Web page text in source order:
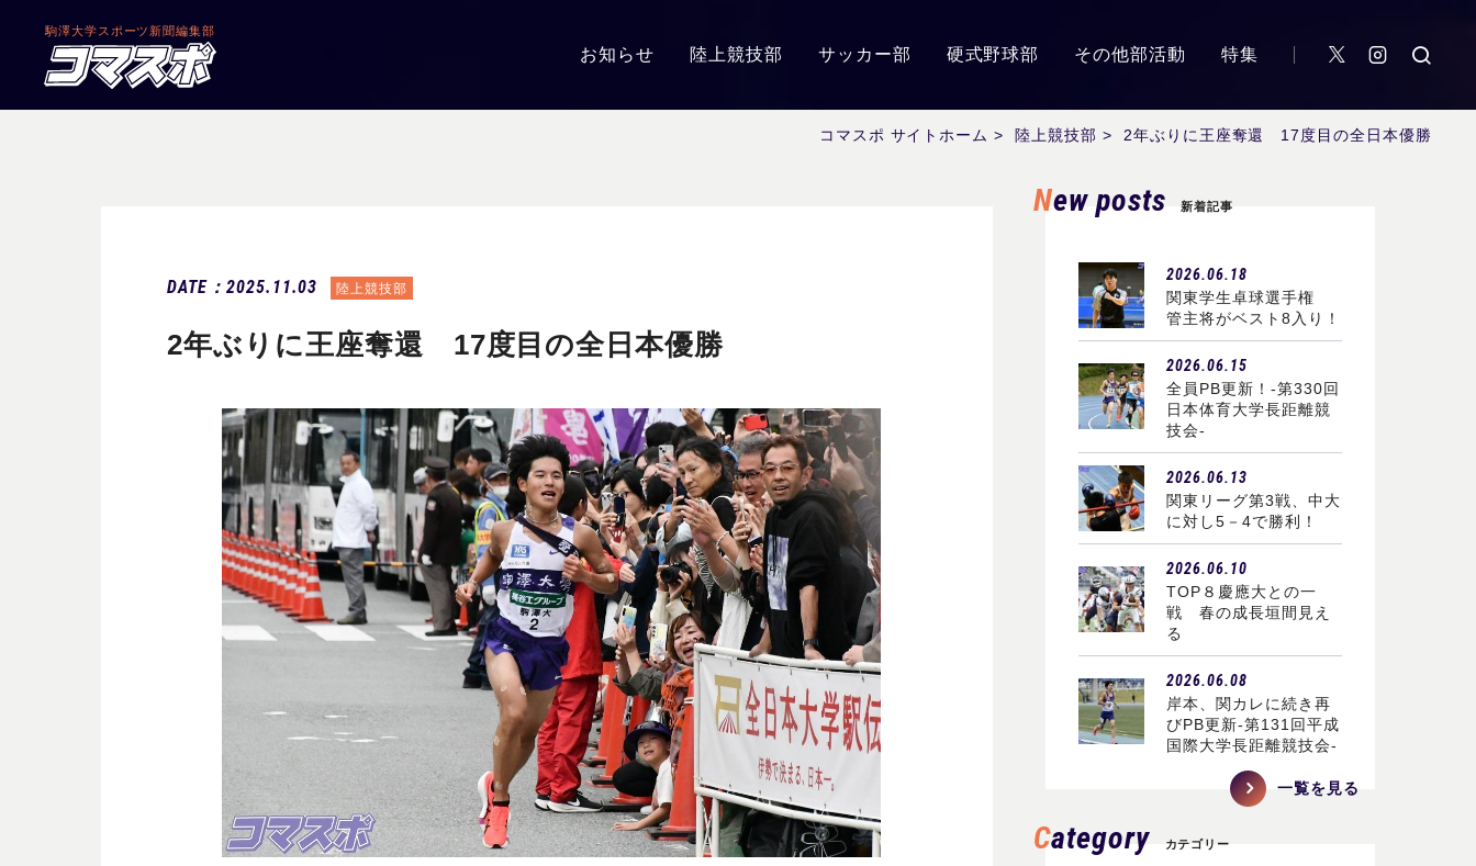
駒澤大学スポーツ新聞編集部
お知らせ 陸上競技部 サッカー部 硬式野球部 その他部活動 特集
コマスポ サイトホーム > 陸上競技部 > 2年ぶりに王座奪還 17度目の全日本優勝
DATE：2025.11.03 陸上競技部
2年ぶりに王座奪還 17度目の全日本優勝
New posts 新着記事
2026.06.18
関東学生卓球選手権
管主将がベスト8入り！
2026.06.15
全員PB更新！-第330回
日本体育大学長距離競
技会-
2026.06.13
関東リーグ第3戦、中大
に対し5－4で勝利！
2026.06.10
TOP８慶應大との一
戦 春の成長垣間見え
る
2026.06.08
岸本、関カレに続き再
びPB更新-第131回平成
国際大学長距離競技会-
一覧を見る
Category カテゴリー